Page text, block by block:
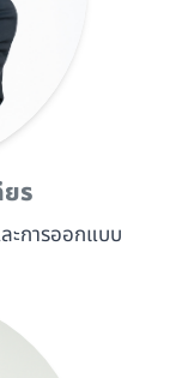
ร
ะการออกแบบ